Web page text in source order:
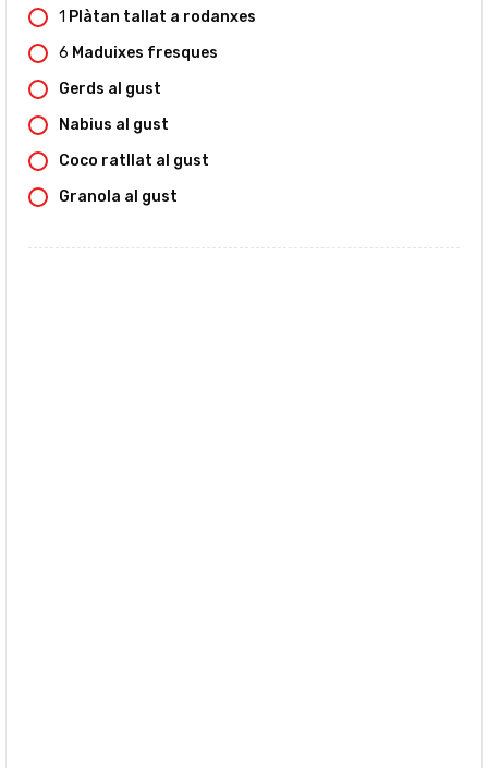
1 Plàtan tallat a rodanxes
6 Maduixes fresques
Gerds al gust
Nabius al gust
Coco ratllat al gust
Granola al gust